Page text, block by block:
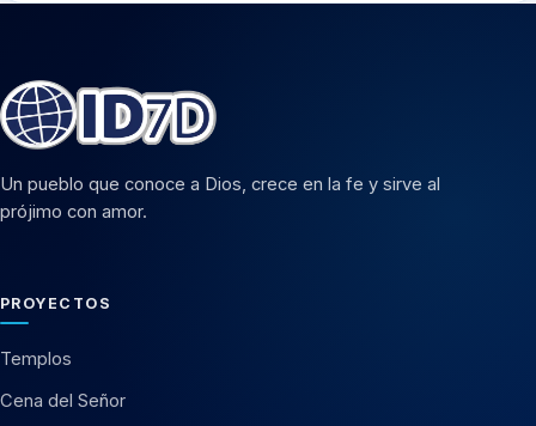
Un pueblo que conoce a Dios, crece en la fe y sirve al
prójimo con amor.
PROYECTOS
Templos
Cena del Señor